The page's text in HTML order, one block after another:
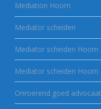
Mediation Hoorn
Mediator scheiden
Mediator scheiden Hoorn
Mediator scheiden Hoorn
Onroerend goed advocaat